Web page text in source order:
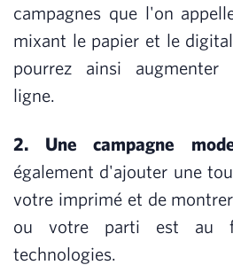
campagnes que l'on
mixant le papier et le
pourrez ainsi
ligne.
2. Une campagne
également d'ajouter une
votre imprimé et de
ou votre parti est au
technologies.